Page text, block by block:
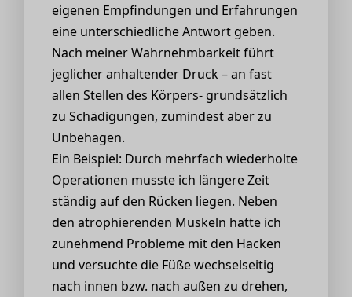
eigenen Empfindungen und Erfahrungen
eine unterschiedliche Antwort geben.
Nach meiner Wahrnehmbarkeit führt
jeglicher anhaltender Druck – an fast
allen Stellen des Körpers- grundsätzlich
zu Schädigungen, zumindest aber zu
Unbehagen.
Ein Beispiel: Durch mehrfach wiederholte
Operationen musste ich längere Zeit
ständig auf den Rücken liegen. Neben
den atrophierenden Muskeln hatte ich
zunehmend Probleme mit den Hacken
und versuchte die Füße wechselseitig
nach innen bzw. nach außen zu drehen,